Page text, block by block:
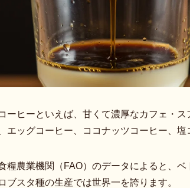
ーヒーといえば、甘くて濃厚なカフェ・
エッグコーヒー、ココナッツコーヒー、
糧農業機関（FAO）のデータによると、
ブスタ種の生産では世界一を誇ります。